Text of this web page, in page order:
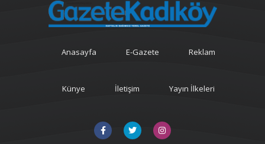
Anasayfa E-Gazete Reklam
Künye İletişim Yayın İlkeleri